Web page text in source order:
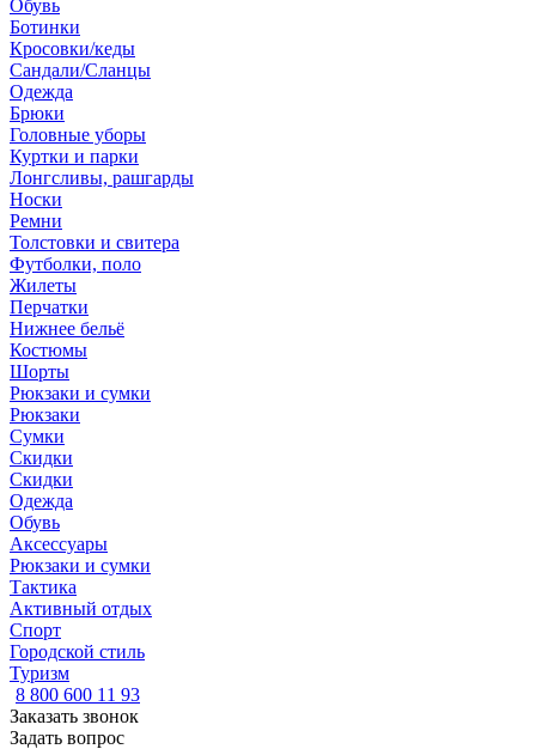
Обувь
Ботинки
Кросовки/кеды
Сандали/Сланцы
Одежда
Брюки
Головные уборы
Куртки и парки
Лонгсливы, рашгарды
Носки
Ремни
Толстовки и свитера
Футболки, поло
Жилеты
Перчатки
Нижнее бельё
Костюмы
Шорты
Рюкзаки и сумки
Рюкзаки
Сумки
Скидки
Скидки
Одежда
Обувь
Аксессуары
Рюкзаки и сумки
Тактика
Активный отдых
Спорт
Городской стиль
Туризм
8 800 600 11 93
Заказать звонок
Задать вопрос